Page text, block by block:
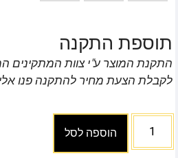
תוספת התקנה
התקנת המוצר ע"י צוות המתקינים
לקבלת הצעת מחיר להתקנה פנו
הוספה לסל